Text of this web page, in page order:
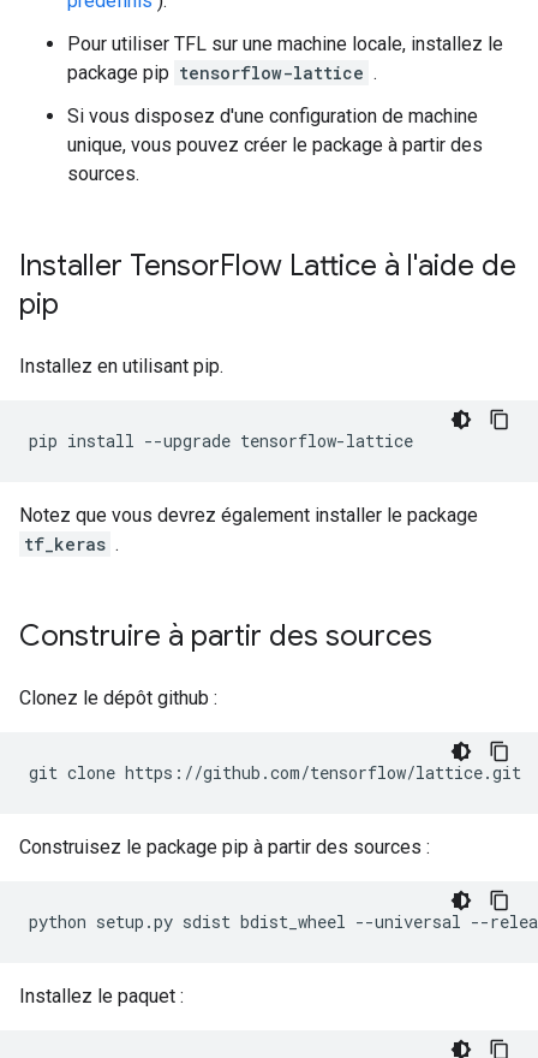
Pour utiliser TFL sur une machine locale, installez le
package pip tensorflow-lattice .
Si vous disposez d'une configuration de machine
unique, vous pouvez créer le package à partir des
sources.
Installer TensorFlow Lattice à l'aide de
pip
Installez en utilisant pip.
pip install --upgrade
Notez que vous devrez également installer le package
tf_keras .
Construire à partir des sources
Clonez le dépôt github :
git clone
Construisez le package pip à partir des sources :
python setup.py sdist bdist_wheel --universal
Installez le paquet :